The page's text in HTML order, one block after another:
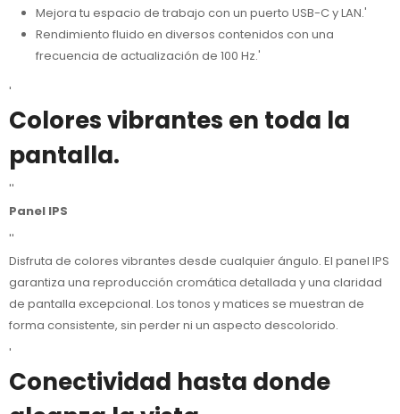
Mejora tu espacio de trabajo con un puerto USB-C y LAN.'
Rendimiento fluido en diversos contenidos con una
frecuencia de actualización de 100 Hz.'
'
Colores vibrantes en toda la
pantalla.
''
Panel IPS
''
Disfruta de colores vibrantes desde cualquier ángulo. El panel IPS
garantiza una reproducción cromática detallada y una claridad
de pantalla excepcional. Los tonos y matices se muestran de
forma consistente, sin perder ni un aspecto descolorido.
'
Conectividad hasta donde